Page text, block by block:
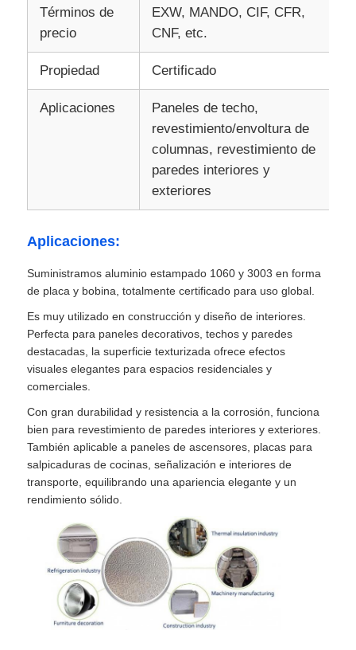
papel laminado de aluminio
Paneles de panal de aluminio
Términos de
precio
EXW, MANDO, CIF, CFR,
CNF, etc.
Propiedad Certificado
Aplicaciones
Paneles de techo,
revestimiento/envoltura de
columnas, revestimiento de
paredes interiores y
exteriores
Aplicaciones:
Suministramos aluminio estampado 1060 y 3003 en forma
de placa y bobina, totalmente certificado para uso global.
Es muy utilizado en construcción y diseño de interiores.
Perfecta para paneles decorativos, techos y paredes
destacadas, la superficie texturizada ofrece efectos
visuales elegantes para espacios residenciales y
comerciales.
Con gran durabilidad y resistencia a la corrosión, funciona
bien para revestimiento de paredes interiores y exteriores.
También aplicable a paneles de ascensores, placas para
salpicaduras de cocinas, señalización e interiores de
transporte, equilibrando una apariencia elegante y un
rendimiento sólido.